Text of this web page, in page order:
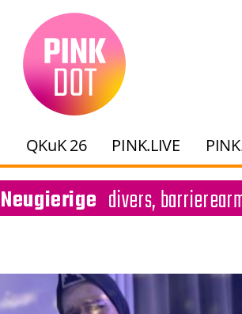
QKuK 26 PINK.LIVE
divers,